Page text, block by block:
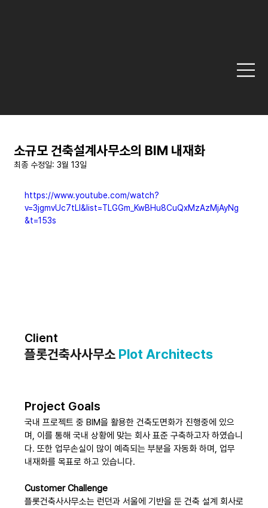
소규모 건축설계사무소의 BIM 내재화
최종 수정일: 3월 13일
https://www.youtube.com/watch?
v=3jgmvUc7tLI&list=TLGGm_KwBHu8CuQxMzAzMjAyNg
&t=153s
Client
플롯건축사사무소 Plot Architects
Project Goals
국내 프로젝트 중 BIM을 활용한 건축도면화가 진행중에 있으
며, 이를 통해 국내 상황에 맞는 회사 표준 구축하고자 하였습니
다. 또한 업무손실이 많이 예측되는 부분을 자동화 하며, 업무
내재화를 목표로 하고 있습니다.
Customer Challenge
플롯건축사사무소는 런던과 서울에 기반을 둔 건축 설계 회사로